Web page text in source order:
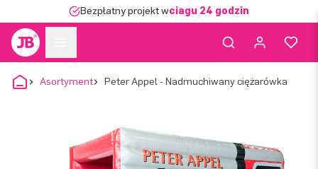
Bezpłatny projekt wciągu 24 godzin
Asortyment Peter Appel - Nadmuchiwany ciężarówka